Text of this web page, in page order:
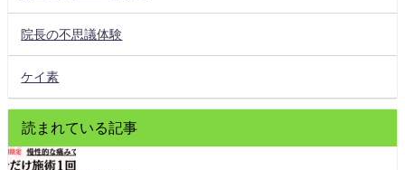
院長の不思議体験
ケイ素
読まれている記事